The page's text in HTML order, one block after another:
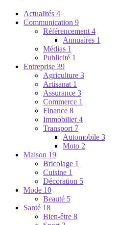
Actualités 4
Communication 9
Référencement 4
Annuaires 1
Médias 1
Publicité 1
Entreprise 39
Agriculture 3
Artisanat 1
Assurance 3
Commerce 1
Finance 8
Immobilier4
Transport 7
Automobile 3
Moto 2
Maison 19
Bricolage 1
Cuisine 1
Décoration 5
Mode 10
Beauté 5
Santé 18
Bien-être 8